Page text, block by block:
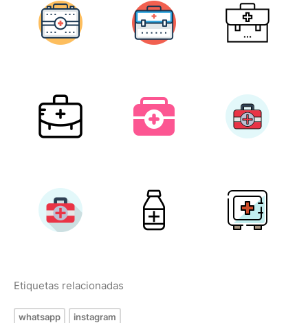
Etiquetas relacionadas
whatsapp instagram